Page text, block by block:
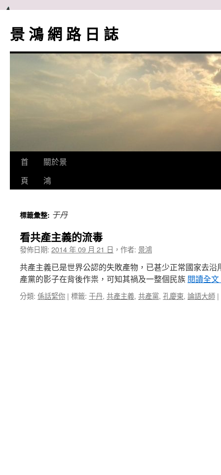
主
要
景 鴻 網 路 日 誌
首
頁
關於景
鴻
標籤彙整: 于丹
看共產主義的流毒
發佈日期: 2014 年 09 月 21 日 ， 作者: 景鴻
共產主義已是世界公認的失敗產物，已甚少正常國家去
產黨的影子在背後作祟，可知其禍及一整個民族 閱讀全文
分類: 係話緊你 | 標籤: 于丹, 共產主義, 共產黨, 孔慶東, 論語大師 |